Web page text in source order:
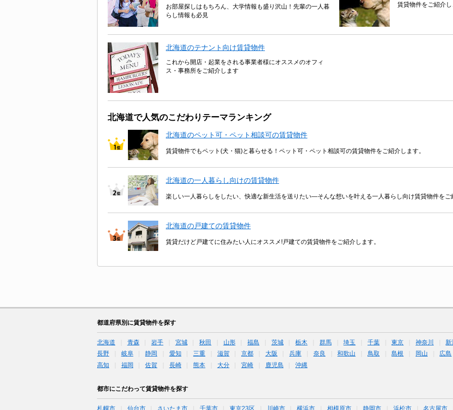
お部屋探しはもちろん、大学情報も盛り沢山！先輩の一人暮
らし情報も必見
賃貸物件をご紹介し
北海道のテナント向け賃貸物件
これから開店・起業をされる事業者様にオススメのオフィ
ス・事務所をご紹介します
北海道で人気のこだわりテーマランキング
北海道のペット可・ペット相談可の賃貸物件
賃貸物件でもペット(犬・猫)と暮らせる！ペット可・ペット相談可の賃貸物件をご紹介します。
北海道の一人暮らし向けの賃貸物件
楽しい一人暮らしをしたい、快適な新生活を送りたい―そんな想いを叶える一人暮らし向け賃貸物件をご
北海道の戸建ての賃貸物件
賃貸だけど戸建てに住みたい人にオススメ!戸建ての賃貸物件をご紹介します。
都道府県別に賃貸物件を探す
北海道 青森 岩手 宮城 秋田 山形 福島 茨城 栃木 群馬 埼玉 千葉 東京 神奈川 新
長野
岐阜 静岡 愛知 三重 滋賀 京都 大阪 兵庫 奈良 和歌山 鳥取 島根 岡山 広島
高知
福岡 佐賀 長崎 熊本 大分 宮崎 鹿児島 沖縄
都市にこだわって賃貸物件を探す
札幌市 仙台市 さいたま市 千葉市 東京23区 川崎市 横浜市 相模原市 静岡市 浜松市 名古屋市